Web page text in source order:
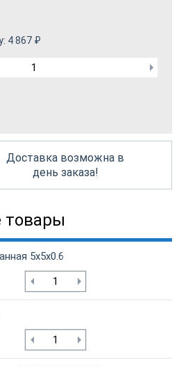
4 867 ₽
Доставка возможна в
день заказа!
товары
5х5х0.6